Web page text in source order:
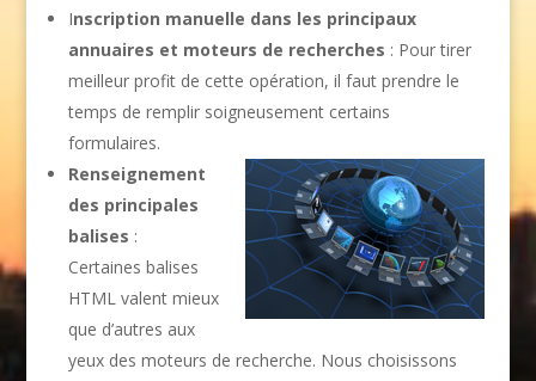
Inscription manuelle dans les principaux
annuaires et moteurs de recherches : Pour tirer
meilleur profit de cette opération, il faut prendre le
temps de remplir soigneusement certains
formulaires.
Renseignement
des principales
balises :
Certaines balises
HTML valent mieux
que d’autres aux
yeux des moteurs de recherche. Nous choisissons